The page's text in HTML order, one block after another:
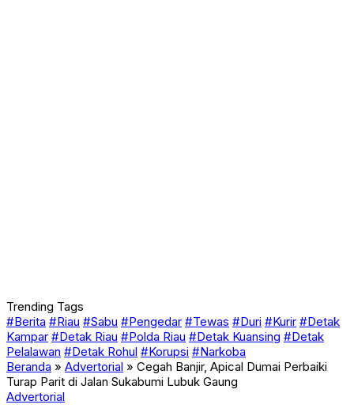
Trending Tags
#Berita #Riau #Sabu #Pengedar #Tewas #Duri #Kurir #Detak
Kampar #Detak Riau #Polda Riau #Detak Kuansing #Detak
Pelalawan #Detak Rohul #Korupsi #Narkoba
Beranda » Advertorial » Cegah Banjir, Apical Dumai Perbaiki
Turap Parit di Jalan Sukabumi Lubuk Gaung
Advertorial